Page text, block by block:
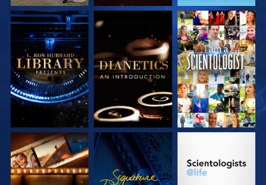
VERKEN DE SERIE VERKEN DE SERIE KIJK
VERKEN DE SERIE KIJK VERKEN DE SERIE